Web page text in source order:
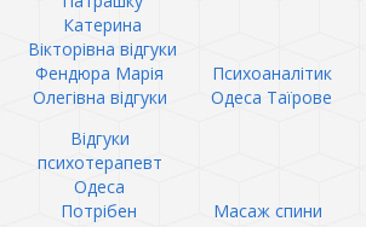
Катерина
Вікторівна відгуки
Фендюра Марія
Олегівна відгуки
Психоаналітик
Одеса Таїрове
Відгуки
психотерапевт
Одеса
Потрібен
Масаж спини